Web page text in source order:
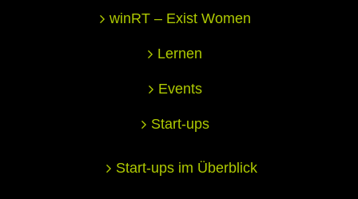
winRT – Exist Women
Lernen
Events
Start-ups
Start-ups im Überblick